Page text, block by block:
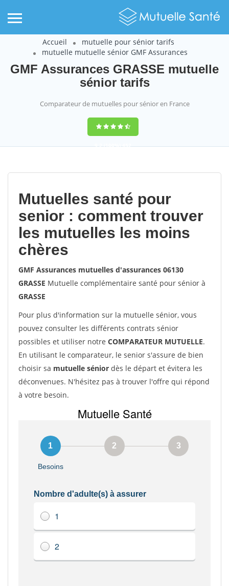
Accueil
mutuelle pour sénior tarifs
mutuelle mutuelle sénior GMF Assurances
GMF Assurances GRASSE mutuelle
sénior tarifs
Comparateur de mutuelles pour sénior en France
9,2(100%)452
Mutuelles santé pour
senior : comment trouver
les mutuelles les moins
chères
GMF Assurances mutuelles d'assurances 06130
GRASSE Mutuelle complémentaire santé pour sénior à
GRASSE
Pour plus d'information sur la mutuelle sénior, vous
pouvez consulter les différents contrats sénior
possibles et utiliser notre COMPARATEUR MUTUELLE.
En utilisant le comparateur, le senior s'assure de bien
choisir sa mutuelle sénior dès le départ et évitera les
déconvenues. N'hésitez pas à trouver l'offre qui répond
à votre besoin.